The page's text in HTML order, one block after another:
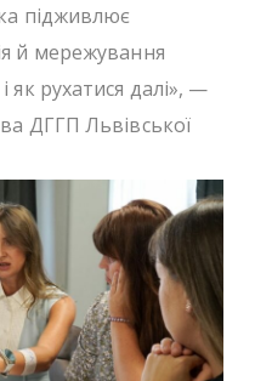
підживлює
й мережування
як рухатися далі», —
ДГГП Львівської